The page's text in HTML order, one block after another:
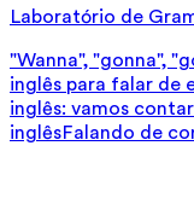
Laboratório de
"Wanna", "gonna",
inglês para falar de
inglês: vamos
inglêsFalando de